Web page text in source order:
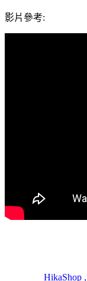
影片參考:
HikaShop